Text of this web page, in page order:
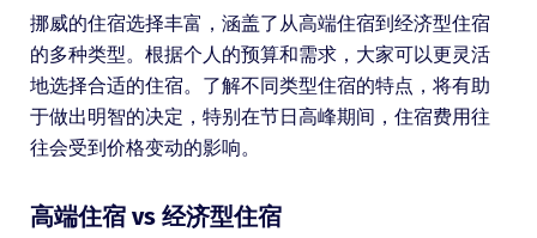
挪威的住宿选择丰富，涵盖了从高端住宿到经济型住宿
的多种类型。根据个人的预算和需求，大家可以更灵活
地选择合适的住宿。了解不同类型住宿的特点，将有助
于做出明智的决定，特别在节日高峰期间，住宿费用往
往会受到价格变动的影响。
高端住宿 vs 经济型住宿